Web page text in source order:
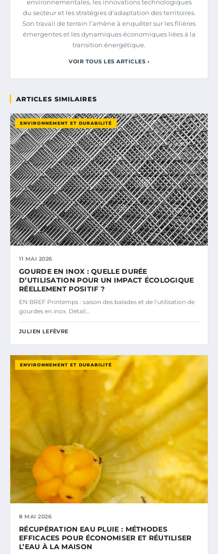
environnementales, les innovations technologiques
du secteur et les stratégies d'adaptation des territoires.
Son travail de terrain l’amène à enquêter sur les filières
émergentes et les dynamiques économiques liées à la
transition énergétique.
VOIR TOUS LES ARTICLES ›
ARTICLES SIMILAIRES
ENVIRONNEMENT ET DURABILITÉ
11 MAI 2026
GOURDE EN INOX : QUELLE DURÉE
D’UTILISATION POUR UN IMPACT ÉCOLOGIQUE
RÉELLEMENT POSITIF ?
EN BREF Printemps : saison des balades et de l’utilisation de
gourdes en inox. Détail…
JULIEN LEFÈVRE
ENVIRONNEMENT ET DURABILITÉ
8 MAI 2026
RÉCUPÉRATION EAU PLUIE : MÉTHODES
EFFICACES POUR ÉCONOMISER ET RÉUTILISER
L’EAU À LA MAISON